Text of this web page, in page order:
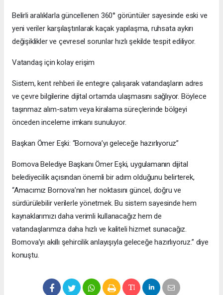
Belirli aralıklarla güncellenen 360° görüntüler sayesinde eski ve
yeni veriler karşılaştırılarak kaçak yapılaşma, ruhsata aykırı
değişiklikler ve çevresel sorunlar hızlı şekilde tespit ediliyor.
Vatandaş için kolay erişim
Sistem, kent rehberi ile entegre çalışarak vatandaşların adres
ve çevre bilgilerine dijital ortamda ulaşmasını sağlıyor. Böylece
taşınmaz alım-satım veya kiralama süreçlerinde bölgeyi
önceden inceleme imkanı sunuluyor.
Başkan Ömer Eşki: “Bornova’yı geleceğe hazırlıyoruz”
Bornova Belediye Başkanı Ömer Eşki, uygulamanın dijital
belediyecilik açısından önemli bir adım olduğunu belirterek,
“Amacımız Bornova’nın her noktasını güncel, doğru ve
sürdürülebilir verilerle yönetmek. Bu sistem sayesinde hem
kaynaklarımızı daha verimli kullanacağız hem de
vatandaşlarımıza daha hızlı ve kaliteli hizmet sunacağız.
Bornova’yı akıllı şehircilik anlayışıyla geleceğe hazırlıyoruz.” diye
konuştu.